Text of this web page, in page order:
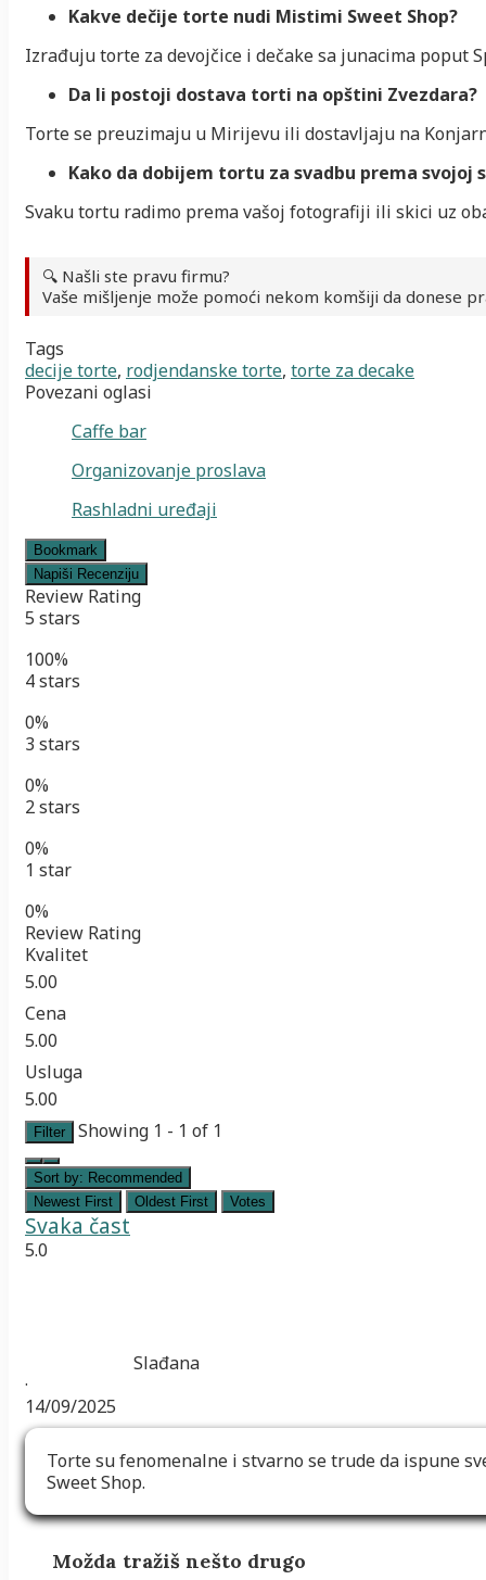
Kakve dečije torte nudi Mistimi Sweet Shop?
Izrađuju torte za devojčice i dečake sa junacima poput
Da li postoji dostava torti na opštini Zvezdara?
Torte se preuzimaju u Mirijevu ili dostavljaju na
Kako da dobijem tortu za svadbu prema svojoj
Svaku tortu radimo prema vašoj fotografiji ili skici uz
🔍 Našli ste pravu firmu?
Vaše mišljenje može pomoći nekom komšiji da donese
Tags
decije torte, rodjendanske torte, torte za decake
Povezani oglasi
Caffe bar
Organizovanje proslava
Rashladni uređaji
Bookmark
Napiši Recenziju
Review Rating
5 stars
100%
4 stars
0%
3 stars
0%
2 stars
0%
1 star
0%
Review Rating
Kvalitet
5.00
Cena
5.00
Usluga
5.00
Filter Showing 1 - 1 of 1
Sort by: Recommended
Newest First
Oldest First Votes
Svaka čast
5.0
Slađana
·
14/09/2025
Torte su fenomenalne i stvarno se trude da ispune
Sweet Shop.
Možda tražiš nešto drugo